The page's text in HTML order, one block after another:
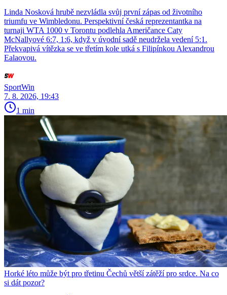
Linda Nosková hrubě nezvládla svůj první zápas od životního
triumfu ve Wimbledonu. Perspektivní česká reprezentantka na
turnaji WTA 1000 v Torontu podlehla Američance Caty
McNallyové 6:7, 1:6, když v úvodní sadě neudržela vedení 5:1.
Překvapivá vítězka se ve třetím kole utká s Filipínkou Alexandrou
Ealaovou.
SportWin
7. 8. 2026, 19:43
1 min
Horké léto může být pro třetinu Čechů větší zátěží pro srdce. Na co
si dát pozor?